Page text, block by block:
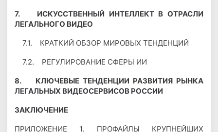
7. ИСКУССТВЕННЫЙ ИНТЕЛЛЕКТ В ОТРАСЛИ
ЛЕГАЛЬНОГО ВИДЕО
7.1. КРАТКИЙ ОБЗОР МИРОВЫХ ТЕНДЕНЦИЙ
7.2. РЕГУЛИРОВАНИЕ СФЕРЫ ИИ
8. КЛЮЧЕВЫЕ ТЕНДЕНЦИИ РАЗВИТИЯ РЫНКА
ЛЕГАЛЬНЫХ ВИДЕОСЕРВИСОВ РОССИИ
ЗАКЛЮЧЕНИЕ
ПРИЛОЖЕНИЕ 1. ПРОФАЙЛЫ КРУПНЕЙШИХ